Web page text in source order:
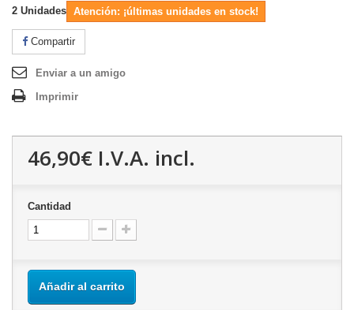
2 Unidades Atención: ¡últimas unidades en stock!
Compartir
Enviar a un amigo
Imprimir
46,90€ I.V.A. incl.
Cantidad
Añadir al carrito